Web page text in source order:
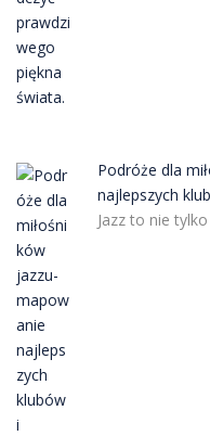
Podróże dla
najlepszych
Jazz to nie